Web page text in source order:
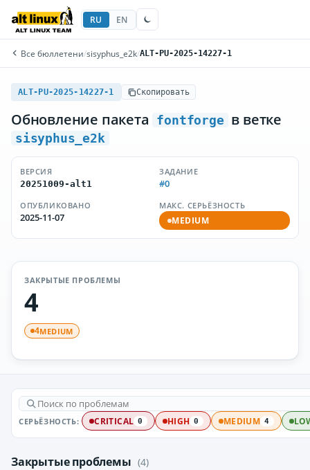
RU EN
Все бюллетени/sisyphus_e2k/ALT-PU-2025-14227-1
ALT-PU-2025-14227-1 Скопировать
Обновление пакета fontforge в ветке
sisyphus_e2k
ВЕРСИЯ
20251009-alt1
ЗАДАНИЕ
#0
ОПУБЛИКОВАНО
2025-11-07
МАКС. СЕРЬЁЗНОСТЬ
MEDIUM
ЗАКРЫТЫЕ ПРОБЛЕМЫ
4
4MEDIUM
СЕРЬЁЗНОСТЬ: CRITICAL 0 HIGH 0 MEDIUM 4
Закрытые проблемы (4)